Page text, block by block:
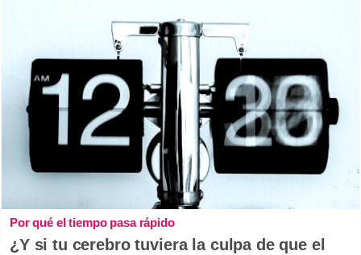
Por qué el tiempo pasa rápido
¿Y si tu cerebro tuviera la culpa de que el